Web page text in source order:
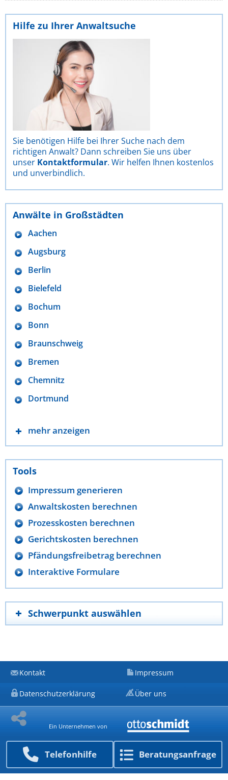
Telefon­hilfe Beratungs­anfrage
Hilfe zu Ihrer Anwaltsuche
Sie benötigen Hilfe bei Ihrer Suche nach dem
richtigen Anwalt? Dann schreiben Sie uns über
unser Kontaktformular. Wir helfen Ihnen kostenlos
und unverbindlich.
Anwälte in Großstädten
Aachen
Augsburg
Berlin
Bielefeld
Bochum
Bonn
Braunschweig
Bremen
Chemnitz
Dortmund
mehr anzeigen
Tools
Impressum generieren
Anwaltskosten berechnen
Prozesskosten berechnen
Gerichtskosten berechnen
Pfändungsfreibetrag berechnen
Interaktive Formulare
Schwerpunkt auswählen
Kontakt Impressum
Datenschutzerklärung Über uns
Ein Unternehmen von